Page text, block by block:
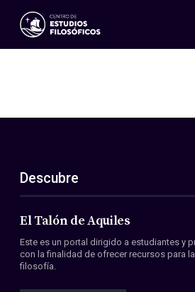
Eventos
ES
EN
Acerca de nosotros
Miembros
Convenios
Descubre
El Talón de Aquiles
Este es un portal dirigido a estudiantes y
con la finalidad de ofrecer recursos para
filosofía.